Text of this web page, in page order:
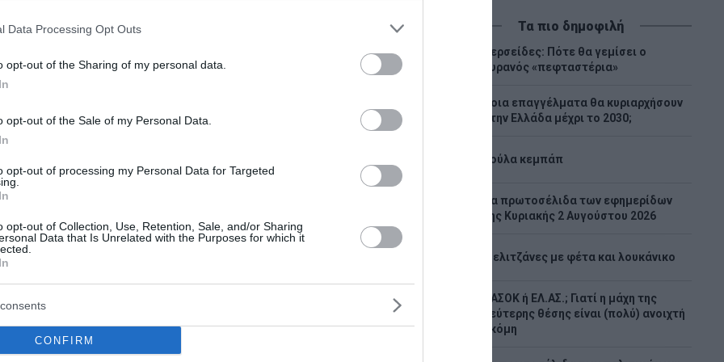
Data Processing Opt Outs
opt-out of the Sharing of my personal data.
opt-out of the Sale of my Personal Data.
opt-out of processing my Personal Data for Targeted
opt-out of Collection, Use, Retention, Sale, and/or Sharing
Data that Is Unrelated with the Purposes for which it
CONFIRM
για τη συμφωνία
Αίγυπτο:
το εθνικό
με βάση το
Δούρου: Θολή συμφωνία που
σχετικά με τα κυριαρχικά
έναντι της τουρκικής
Τα πιο δημοφιλή
Περσείδες: Πότε θα γεμίσει ο
ουρανός «πεφταστέρια»
Ποια επαγγέλματα θα κυριαρχήσουν
στην Ελλάδα μέχρι το 2030;
Λούλα κεμπάπ
Tα πρωτοσέλιδα των εφημερίδων
της Κυριακής 2 Αυγούστου 2026
Μελιτζάνες με φέτα και λουκάνικο
ΠΑΣΟΚ ή ΕΛ.ΑΣ.; Γιατί η μάχη της
δεύτερης θέσης είναι (πολύ) ανοιχτή
ακόμη